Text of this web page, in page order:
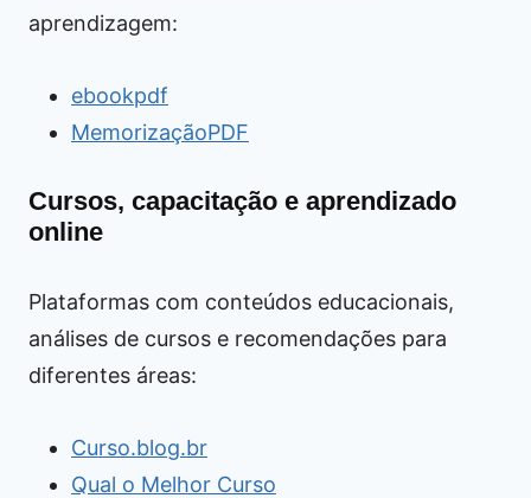
aprendizagem:
ebookpdf
MemorizaçãoPDF
Cursos, capacitação e aprendizado
online
Plataformas com conteúdos educacionais,
análises de cursos e recomendações para
diferentes áreas:
Curso.blog.br
Qual o Melhor Curso